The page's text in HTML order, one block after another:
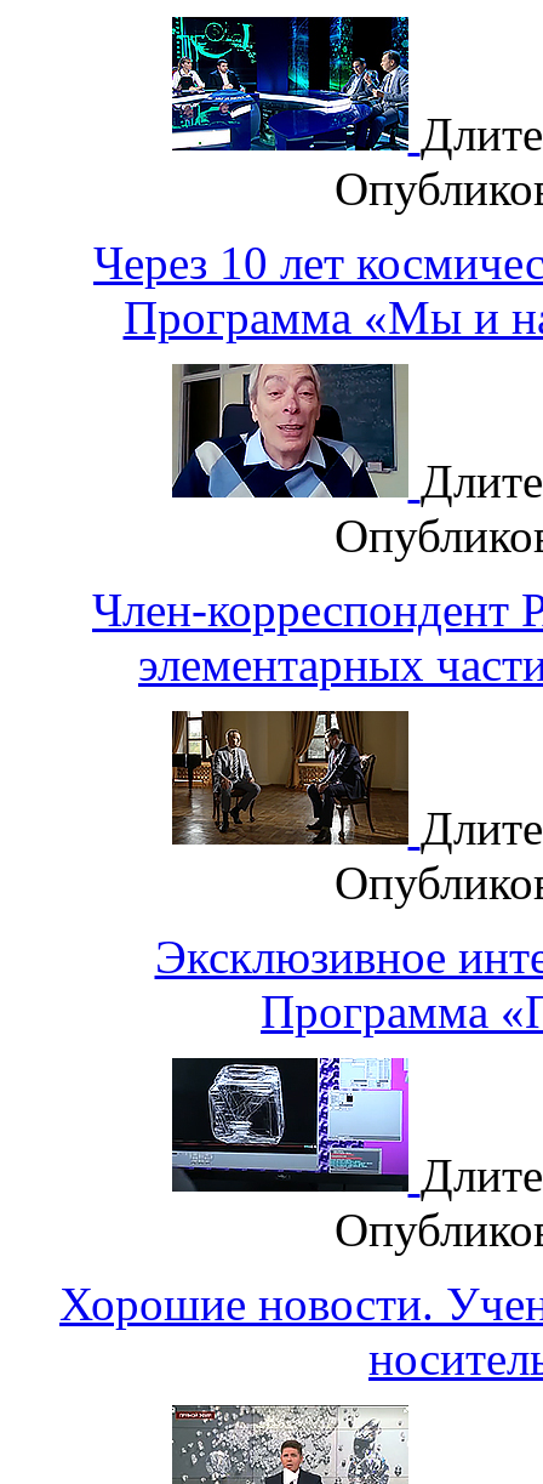
Через 10 лет
Программа «Мы и
Член-
элементарных
Эксклюзивное
Программа
Хорошие новости.